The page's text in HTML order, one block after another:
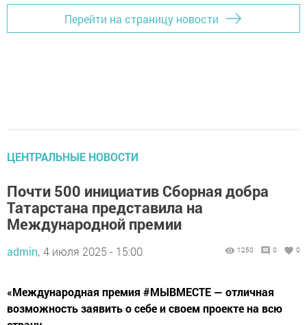
Перейти на страницу новости
ЦЕНТРАЛЬНЫЕ НОВОСТИ
Почти 500 инициатив Сборная добра
Татарстана представила на
Международной премии
admin, 4 июля 2025 - 15:00 1250 0 0
«Международная премия #МЫВМЕСТЕ — отличная
возможность заявить о себе и своем проекте на всю